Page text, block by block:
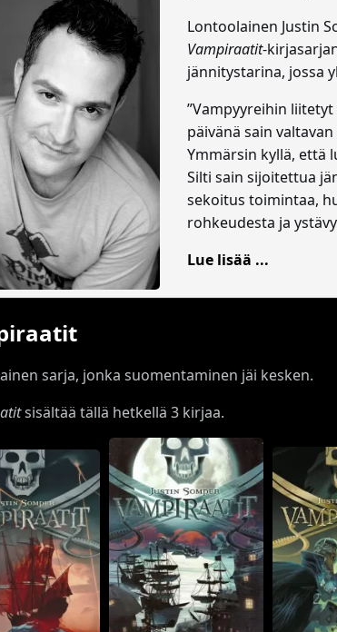
Lontoolainen Justin
Vampiraatit-
jännitystarina, jossa
”Vampyyreihin
päivänä sain
Ymmärsin kyllä, että
Silti sain sijoitettua
sekoitus toimintaa,
rohkeudesta ja
Lue lisää ...
sarja, jonka suomentaminen jäi kesken.
sisältää tällä hetkellä 3 kirjaa.